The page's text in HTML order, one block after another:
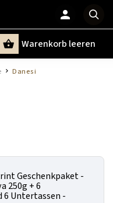
Warenkorb leeren
/ Danesi
Geschenkpaket -
250g + 6
6 Untertassen -